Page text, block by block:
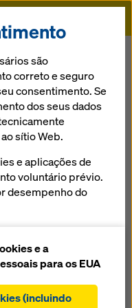
requerem
e o know-how
desenvolvem
para aplicação
são
correto e seguro
consentimento. Se
dos seus dados
sítio Web.
e aplicações de
voluntário prévio.
desempenho do
e
funcionais e
e a
para os EUA
(incluindo